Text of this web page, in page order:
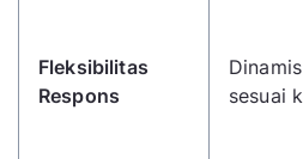
Fleksibilitas
Respons
sesuai